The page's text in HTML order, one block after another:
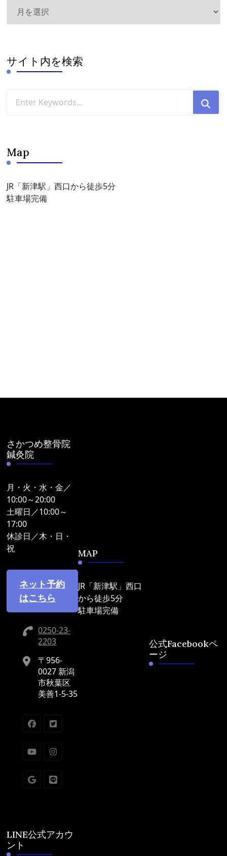
サイト内を検索
for
Map
JR「新津駅」西口から徒歩5分
駐車場完備
さかつめ整骨院
鍼灸院
月・火・水・金／
10:00～20:00
土曜日／10:00～
17:00
休診日／木・日・
祝
ネット予約
はこちら
0250-23-
2203
〒956-
0027 新潟
市秋葉区
美善1-5-35
LINE公式アカウ
ント
MAP
JR「新津駅」西口
から徒歩5分
駐車場完備
公式Facebookペ
ージ